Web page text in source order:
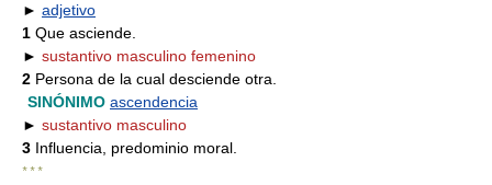
► adjetivo
1 Que asciende.
► sustantivo masculino femenino
2 Persona de la cual desciende otra.
SINÓNIMO ascendencia
► sustantivo masculino
3 Influencia, predominio moral.
* * *